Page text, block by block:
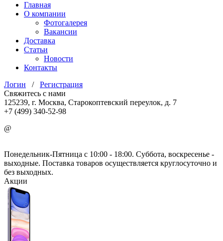
Главная
О компании
Фотогалерея
Вакансии
Доставка
Статьи
Новости
Контакты
Логин / Регистрация
Свяжитесь с нами
125239, г. Москва, Старокоптевский переулок, д. 7
+7 (499) 340-52-98
@
Понедельник-Пятница с 10:00 - 18:00. Суббота, воскресенье -
выходные. Поставка товаров осуществляется круглосуточно и
без выходных.
Акции